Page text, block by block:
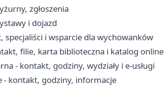
zgłoszenia
i dojazd
specjaliści i wsparcie dla wychowanków
filie, karta biblioteczna i katalog online
- kontakt, godziny, wydziały i e-usługi
- kontakt, godziny, informacje